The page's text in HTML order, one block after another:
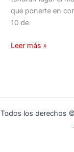
que ponerte en
10 de
Leer más »
Todos los derechos